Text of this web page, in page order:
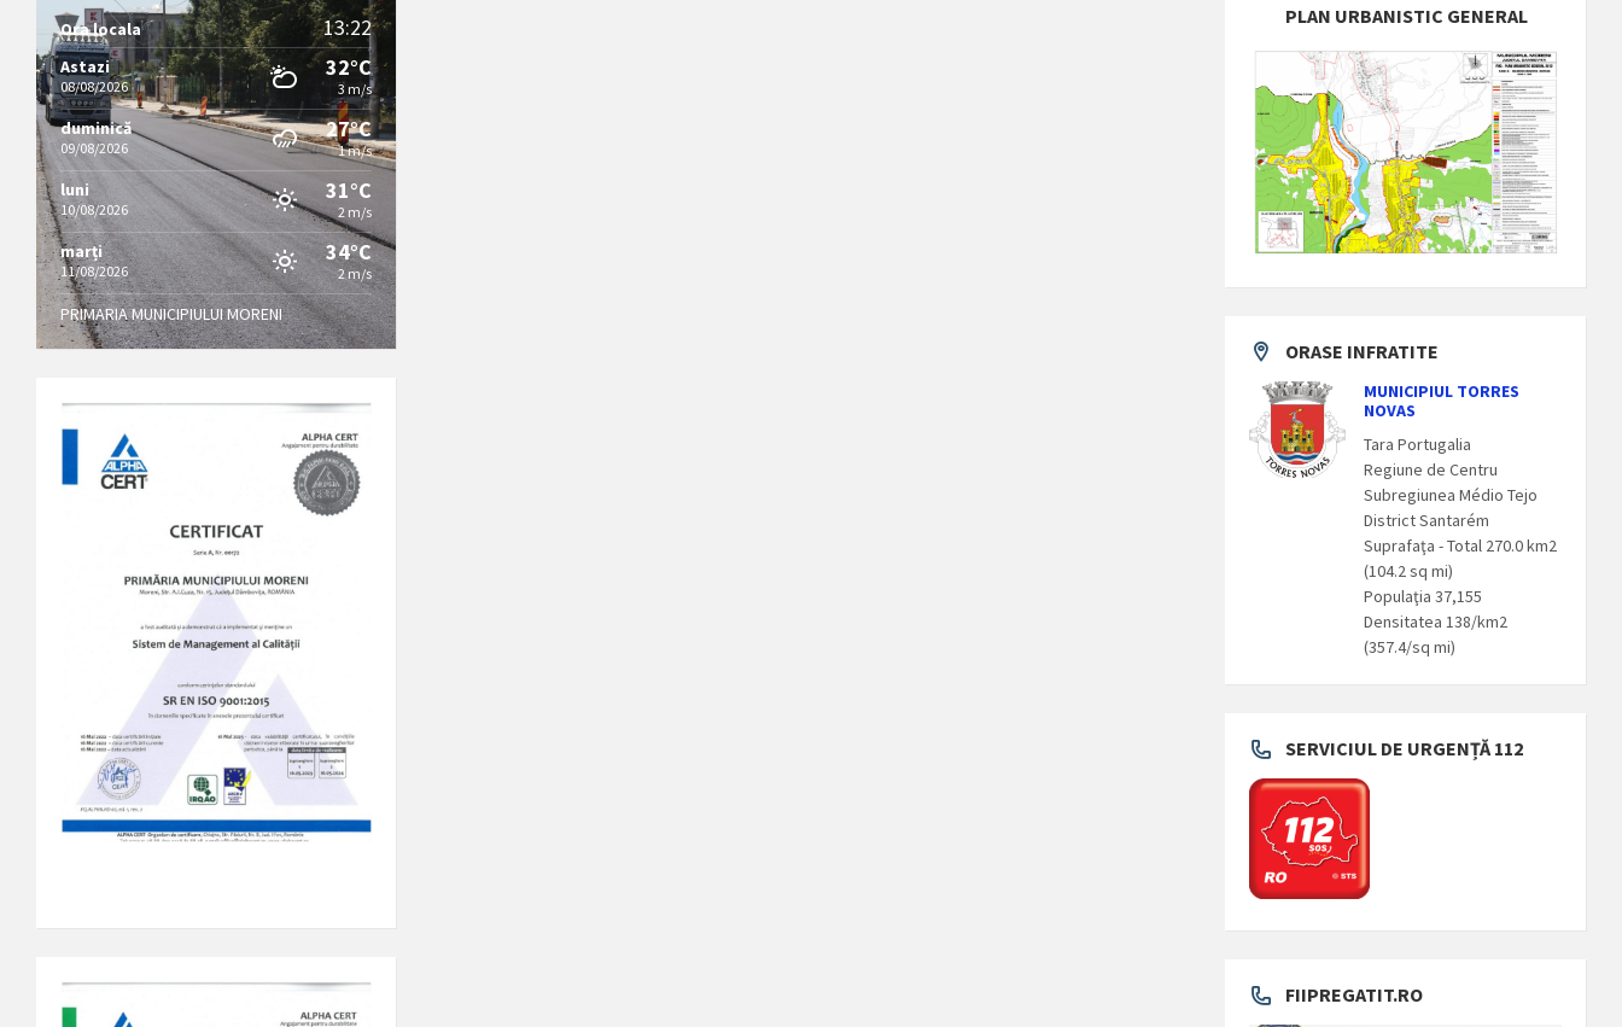
Ora locala 13:22
Astazi
08/08/2026
32°C
3 m/s
duminică
09/08/2026
27°C
1 m/s
luni
10/08/2026
31°C
2 m/s
marți
11/08/2026
34°C
2 m/s
PRIMARIA MUNICIPIULUI MORENI
PLAN URBANISTIC GENERAL
ORASE INFRATITE
MUNICIPIUL TORRES
NOVAS
Tara Portugalia
Regiune de Centru
Subregiunea Médio Tejo
District Santarém
Suprafaţa - Total 270.0 km2
(104.2 sq mi)
Populaţia 37,155
Densitatea 138/km2
(357.4/sq mi)
SERVICIUL DE URGENȚĂ 112
FIIPREGATIT.RO